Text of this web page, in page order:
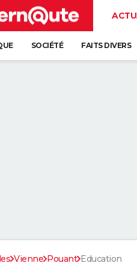
SOCIÉTÉ FAITS DIVERS
Vienne Pouant Education